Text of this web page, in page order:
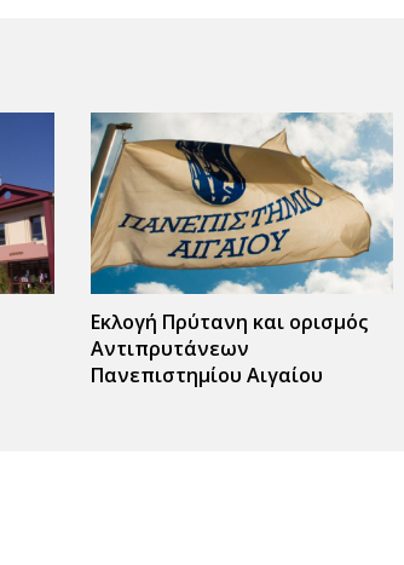
Εκλογή Πρύτανη και ορισμός
Αντιπρυτάνεων
Πανεπιστημίου Αιγαίου